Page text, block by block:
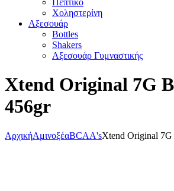
Πεπτικό
Χοληστερίνη
Αξεσουάρ
Bottles
Shakers
Αξεσουάρ Γυμναστικής
Xtend Original 7G
456gr
ΑρχικήΑμινοξέαBCAA'sXtend Original